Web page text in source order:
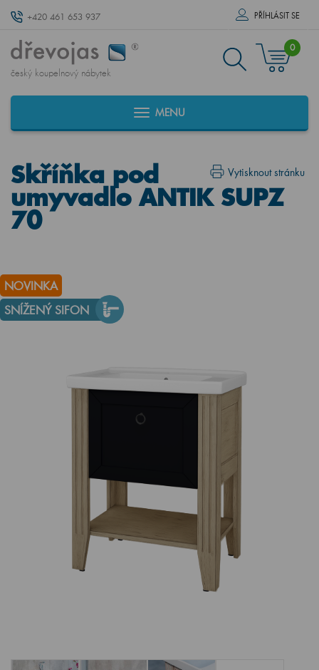
+420 461 653 937 PŘÍHLÁSIT SE
český koupelnový nábytek
0
MENU
Vytisknout stránku
Skříňka pod
umyvadlo ANTIK SUPZ
70
NOVINKA
SNÍŽENÝ SIFON